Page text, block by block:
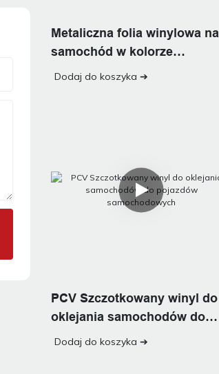
Metaliczna folia winylowa na
samochód w kolorze
matowego chromu
Dodaj do koszyka ➔
PCV Szczotkowany winyl do
oklejania samochodów do
pojazdów samochodowych
Dodaj do koszyka ➔